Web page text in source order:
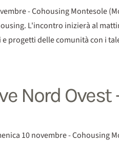
- Cohousing Montesole
L'incontro inizierà al
e progetti delle comunità con i
Nord
10 novembre - Cohousing